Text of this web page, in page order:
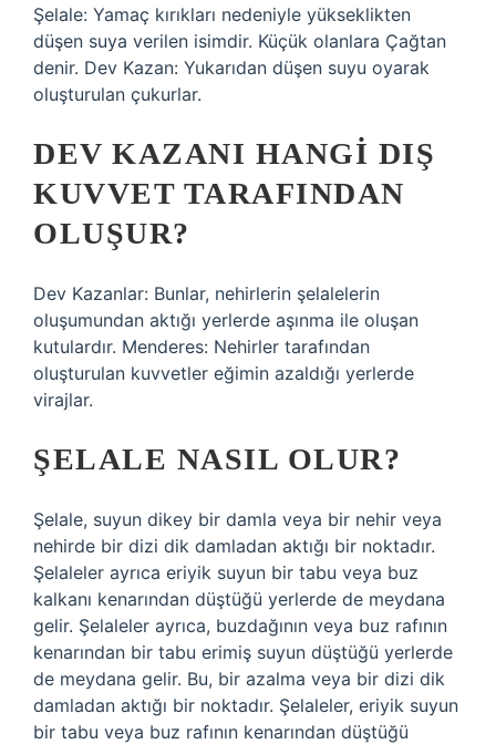
Şelale: Yamaç kırıkları nedeniyle yükseklikten
düşen suya verilen isimdir. Küçük olanlara Çağtan
denir. Dev Kazan: Yukarıdan düşen suyu oyarak
oluşturulan çukurlar.
DEV KAZANI HANGI DIŞ
KUVVET TARAFINDAN
OLUŞUR?
Dev Kazanlar: Bunlar, nehirlerin şelalelerin
oluşumundan aktığı yerlerde aşınma ile oluşan
kutulardır. Menderes: Nehirler tarafından
oluşturulan kuvvetler eğimin azaldığı yerlerde
virajlar.
ŞELALE NASIL OLUR?
Şelale, suyun dikey bir damla veya bir nehir veya
nehirde bir dizi dik damladan aktığı bir noktadır.
Şelaleler ayrıca eriyik suyun bir tabu veya buz
kalkanı kenarından düştüğü yerlerde de meydana
gelir. Şelaleler ayrıca, buzdağının veya buz rafının
kenarından bir tabu erimiş suyun düştüğü yerlerde
de meydana gelir. Bu, bir azalma veya bir dizi dik
damladan aktığı bir noktadır. Şelaleler, eriyik suyun
bir tabu veya buz rafının kenarından düştüğü